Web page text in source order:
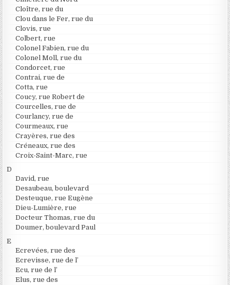
Cloître, rue du
Clou dans le Fer, rue du
Clovis, rue
Colbert, rue
Colonel Fabien, rue du
Colonel Moll, rue du
Condorcet, rue
Contrai, rue de
Cotta, rue
Coucy, rue Robert de
Courcelles, rue de
Courlancy, rue de
Courmeaux, rue
Crayères, rue des
Créneaux, rue des
Croix-Saint-Marc, rue
D
David, rue
Desaubeau, boulevard
Desteuque, rue Eugène
Dieu-Lumière, rue
Docteur Thomas, rue du
Doumer, boulevard Paul
E
Ecrevées, rue des
Ecrevisse, rue de l’
Ecu, rue de l’
Elus, rue des